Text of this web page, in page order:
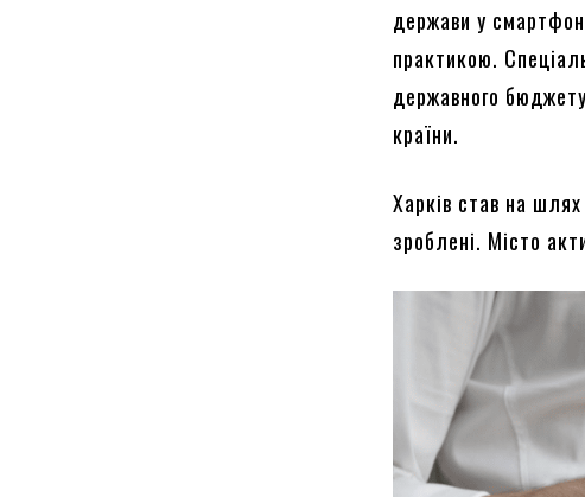
держави у
практикою.
державного
країни.
Харків став на
зроблені. Місто